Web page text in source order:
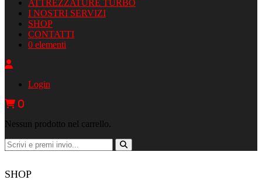
ATTREZZATURE TURBO
I NOSTRI SERVIZI
SHOP
CONTATTI
0 elementi
Login
0
Nessun prodotto nel carrello.
SHOP